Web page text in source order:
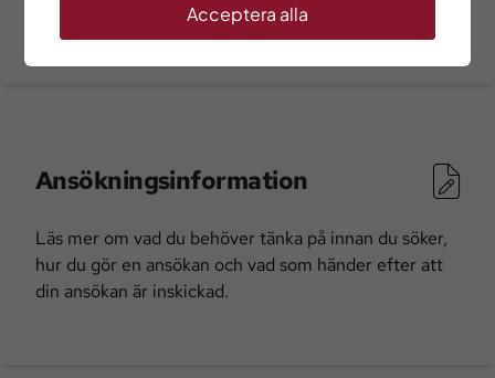
möjligheter på arbetsmarknaden.
Ansökningsinformation
Läs mer om vad du behöver tänka på innan du söker,
hur du gör en ansökan och vad som händer efter att
din ansökan är inskickad.
Acceptera alla